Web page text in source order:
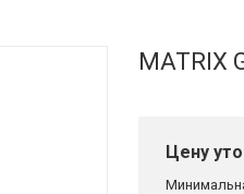
MATRIX
Цену